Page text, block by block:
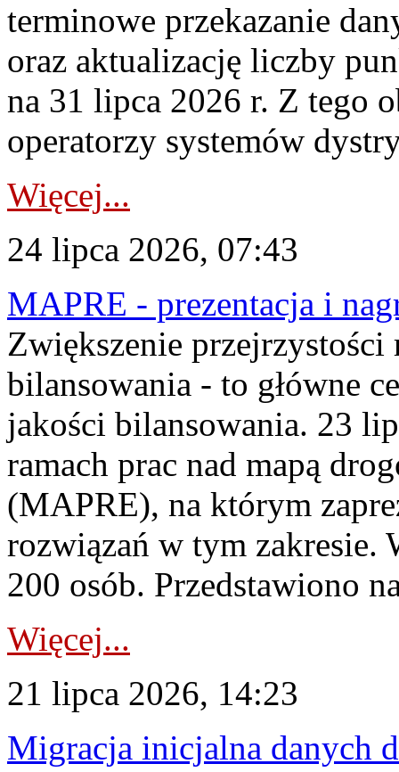
terminowe przekazanie
oraz aktualizację liczby
na 31 lipca 2026 r. Z tego
operatorzy systemów
Więcej...
24 lipca 2026, 07:43
MAPRE - prezentacja i
Zwiększenie
bilansowania - to główne
jakości bilansowania. 23
ramach prac nad mapą
(MAPRE), na którym
rozwiązań w tym zakresie.
200 osób. Przedstawiono
Więcej...
21 lipca 2026, 14:23
Migracja inicjalna danych